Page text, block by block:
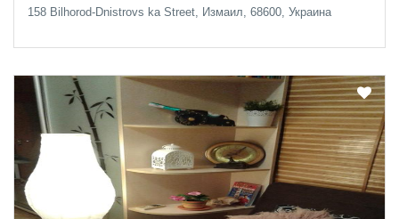
158 Bilhorod-Dnistrovs ka Street, Измаил, 68600, Украина